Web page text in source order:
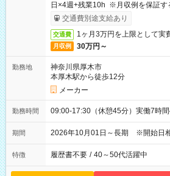
日×4週+残業10h ※月収例を保証す
与即受取りサービス利用可（利用条
交通費別途支給あり
交通費 1ヶ月3万円を上限として実
月収例 30万円～
勤務地
神奈川県厚木市
本厚木駅から徒歩12分
メーカー
勤務時間 09:00-17:30（休憩45分）実働7時
期間 2026年10月01日～長期 ※開始日
特徴 履歴書不要 / 40～50代活躍中